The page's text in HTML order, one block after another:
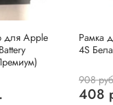
для Apple
Рамка
4S
908
408